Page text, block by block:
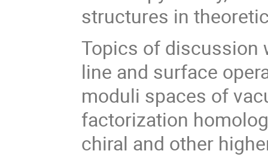
structures in
Topics of discussion
line and surface
moduli spaces of
factorization
chiral and other